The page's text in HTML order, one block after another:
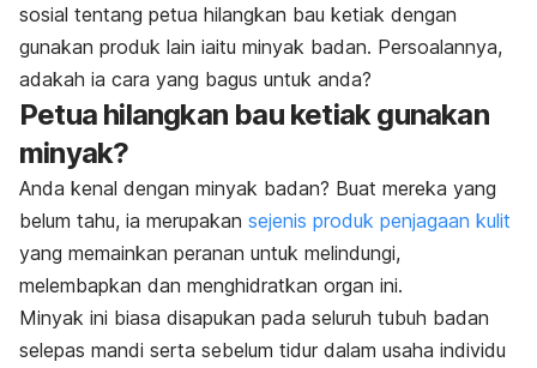
sosial tentang petua hilangkan bau ketiak dengan
gunakan produk lain iaitu minyak badan. Persoalannya,
adakah ia cara yang bagus untuk anda?
Petua hilangkan bau ketiak gunakan
minyak?
Anda kenal dengan minyak badan? Buat mereka yang
belum tahu, ia merupakan sejenis produk penjagaan kulit
yang memainkan peranan untuk melindungi,
melembapkan dan menghidratkan organ ini.
Minyak ini biasa disapukan pada seluruh tubuh badan
selepas mandi serta sebelum tidur dalam usaha individu